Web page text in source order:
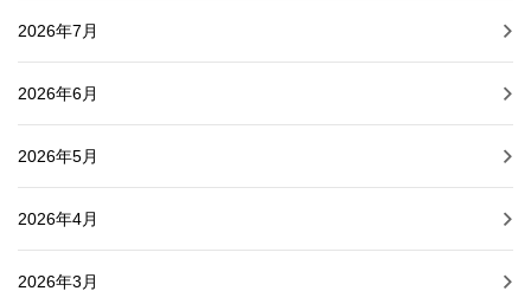
2026年7月
2026年6月
2026年5月
2026年4月
2026年3月